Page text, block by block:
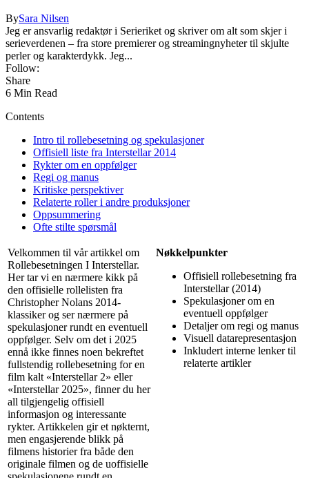
BySara Nilsen
Jeg er ansvarlig redaktør i Serieriket og skriver om alt som skjer i
serieverdenen – fra store premierer og streamingnyheter til skjulte
perler og karakterdykk. Jeg...
Follow:
Share
6 Min Read
Contents
Intro til rollebesetning og spekulasjoner
Offisiell liste fra Interstellar 2014
Rykter om en oppfølger
Regi og manus
Kritiske perspektiver
Relaterte roller i andre produksjoner
Oppsummering
Ofte stilte spørsmål
Velkommen til vår artikkel om
Rollebesetningen I Interstellar.
Her tar vi en nærmere kikk på
den offisielle rollelisten fra
Christopher Nolans 2014-
klassiker og ser nærmere på
spekulasjoner rundt en eventuell
oppfølger. Selv om det i 2025
ennå ikke finnes noen bekreftet
fullstendig rollebesetning for en
film kalt «Interstellar 2» eller
«Interstellar 2025», finner du her
all tilgjengelig offisiell
informasjon og interessante
rykter. Artikkelen gir et nøkternt,
men engasjerende blikk på
filmens historier fra både den
originale filmen og de uoffisielle
Nøkkelpunkter
Offisiell rollebesetning fra
Interstellar (2014)
Spekulasjoner om en
eventuell oppfølger
Detaljer om regi og manus
Visuell datarepresentasjon
Inkludert interne lenker til
relaterte artikler